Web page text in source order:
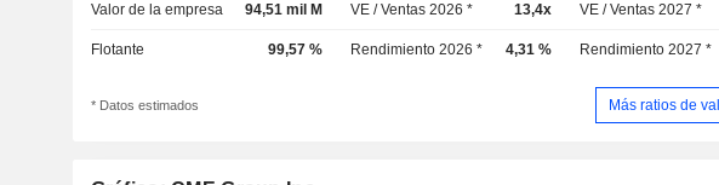
Valor de la empresa 94,51 mil M VE / Ventas 2026 * 13,4x VE / Ventas 2027 *
Flotante 99,57 % Rendimiento 2026 * 4,31 % Rendimiento 2027 *
* Datos estimados Más ratios de